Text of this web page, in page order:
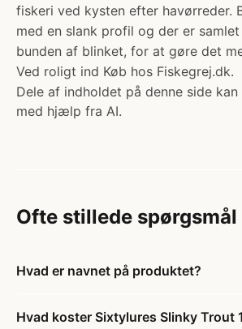
fiskeri ved kysten efter havørreder.
med en slank profil og der er
bunden af blinket, for at gøre det
Ved roligt ind Køb hos Fiskegrej.dk.
Dele af indholdet på denne side
med hjælp fra AI.
Ofte stillede spørgsmål
Hvad er navnet på produktet?
Hvad koster Sixtylures Slinky Trout